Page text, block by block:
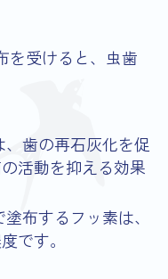
を受けると、虫歯
、歯の再石灰化を促
活動を抑える効果
布するフッ素は、
です。